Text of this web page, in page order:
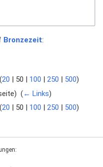
Bronzezeit:
20 50 100 250 500)
(← Links)
20 | 50 | 100 | 250 | 500)